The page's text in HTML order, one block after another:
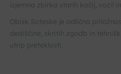
izjemna zbirka starih kočij, vozil
Obisk Soteske je odlična
dediščine, skritih zgodb in
utrip preteklosti.